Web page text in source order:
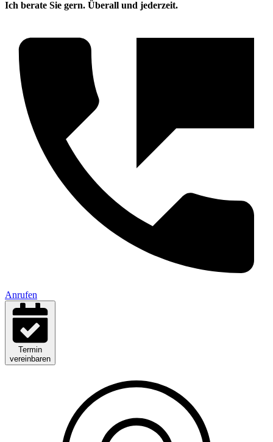
Ich berate Sie gern. Überall und jederzeit.
Anrufen
Termin
vereinbaren